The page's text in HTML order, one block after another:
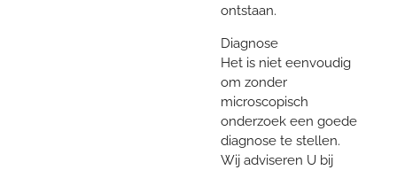
ontstaan.
Diagnose
Het is niet eenvoudig
om zonder
microscopisch
onderzoek een goede
diagnose te stellen.
Wij adviseren U bij